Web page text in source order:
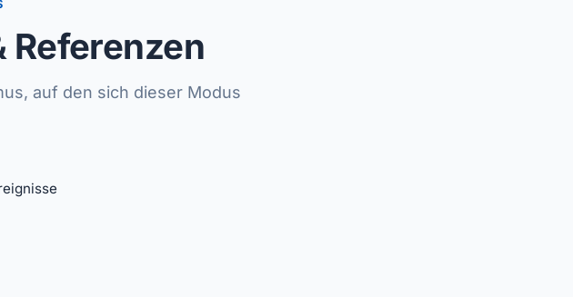
Referenzen
auf den sich dieser Modus